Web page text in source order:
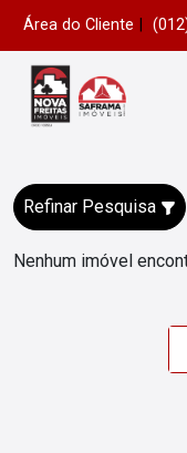
Área do Cliente
Refinar Pesquisa
Nenhum imóvel